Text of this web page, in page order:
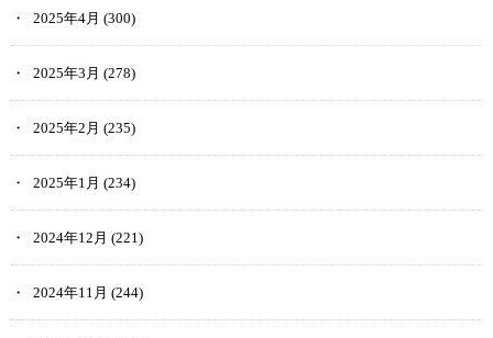
2025年4月 (300)
2025年3月 (278)
2025年2月 (235)
2025年1月 (234)
2024年12月 (221)
2024年11月 (244)